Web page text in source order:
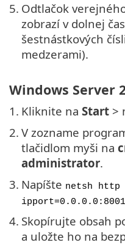
5. Odtlačok
zobrazí v dolnej
šestnástkových
medzerami).
Windows Server
1. Kliknite na Start >
2. V zozname
tlačidlom myši na
administrator.
3. Napíšte netsh http
ipport=0.0.0.0:8001
4. Skopírujte obsah
a uložte ho na